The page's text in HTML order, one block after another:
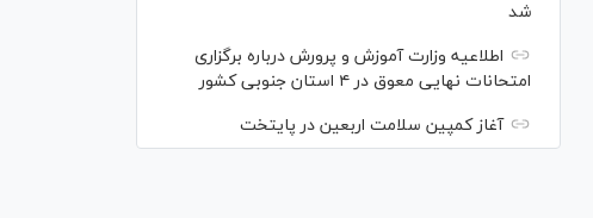
شد
اطلاعیه وزارت آموزش و پرورش درباره برگزاری
امتحانات نهایی معوق در ۴ استان جنوبی کشور
آغاز کمپین سلامت اربعین در پایتخت